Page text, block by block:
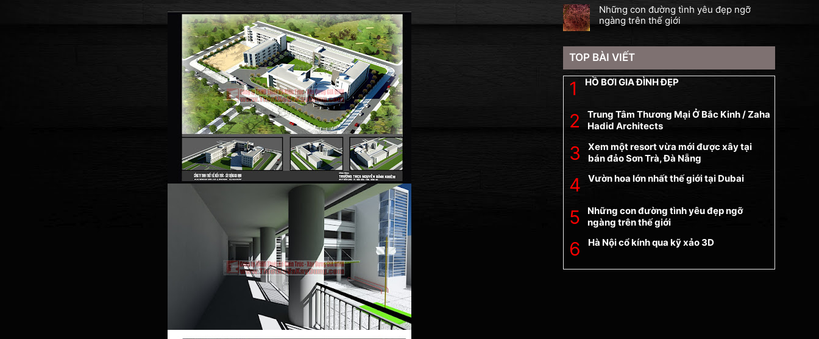
Những con đường tình yêu đẹp ngỡ
ngàng trên thế giới
TOP BÀI VIẾT
HỒ BƠI GIA ĐÌNH ĐẸP
Trung Tâm Thương Mại Ở Bắc Kinh / Zaha
Hadid Architects
Xem một resort vừa mới được xây tại
bán đảo Sơn Trà, Đà Nẵng
Vườn hoa lớn nhất thế giới tại Dubai
Những con đường tình yêu đẹp ngỡ
ngàng trên thế giới
Hà Nội cổ kính qua kỹ xảo 3D